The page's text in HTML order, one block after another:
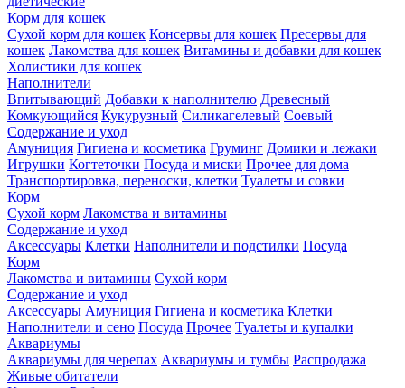
Корм для кошек
Сухой корм для кошек Консервы для кошек Пресервы для
кошек Лакомства для кошек Витамины и добавки для кошек
Холистики для кошек
Наполнители
Впитывающий Добавки к наполнителю Древесный
Комкующийся Кукурузный Силикагелевый Соевый
Содержание и уход
Амуниция Гигиена и косметика Груминг Домики и лежаки
Игрушки Когтеточки Посуда и миски Прочее для дома
Транспортировка, переноски, клетки Туалеты и совки
Корм
Сухой корм Лакомства и витамины
Содержание и уход
Аксессуары Клетки Наполнители и подстилки Посуда
Корм
Лакомства и витамины Сухой корм
Содержание и уход
Аксессуары Амуниция Гигиена и косметика Клетки
Наполнители и сено Посуда Прочее Туалеты и купалки
Аквариумы
Аквариумы для черепах Аквариумы и тумбы Распродажа
Живые обитатели